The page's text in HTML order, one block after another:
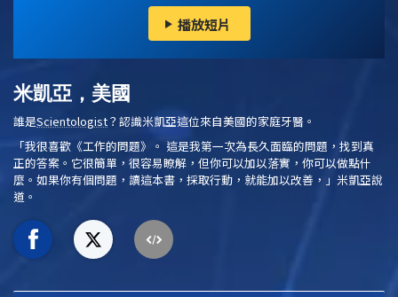
播放短片
米凱亞，美國
誰是Scientologist？認識米凱亞這位來自美國的家庭牙醫。
「我很喜歡《工作的問題》。 這是我第一次為長久面臨的問題，找到真
正的答案。它很簡單，很容易瞭解，但你可以加以落實，你可以做點什
麼。如果你有個問題，讀這本書，採取行動，就能加以改善，」米凱亞說
道。